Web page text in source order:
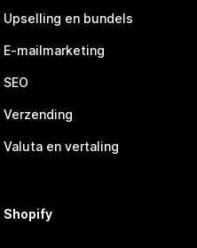
Upselling en bundels
E-mailmarketing
SEO
Verzending
Valuta en vertaling
Shopify